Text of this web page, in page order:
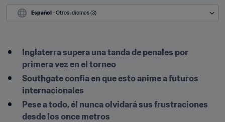
Español - Otros idiomas (3)
​Inglaterra supera una tanda de penales por
primera vez en el torneo
Southgate confía en que esto anime a futuros
internacionales
Pese a todo, él nunca olvidará sus frustraciones
desde los once metros